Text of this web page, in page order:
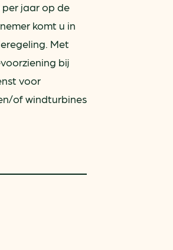
jaar op de
komt u in
Met
bij
voor
of windturbines